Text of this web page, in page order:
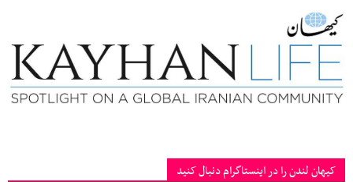
کیهان لندن را در اینستاگرام دنبال کنید